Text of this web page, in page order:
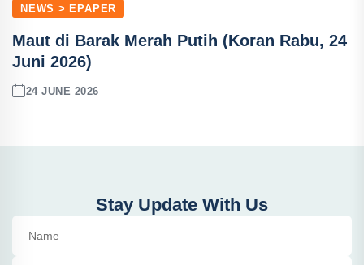
NEWS > EPAPER
Maut di Barak Merah Putih (Koran Rabu, 24
Juni 2026)
24 JUNE 2026
Stay Update With Us